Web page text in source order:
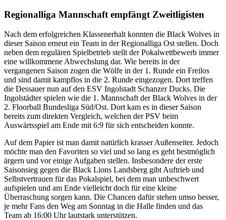
Regionalliga Mannschaft empfängt Zweitligisten
Nach dem erfolgreichen Klassenerhalt konnten die Black Wolves in
dieser Saison erneut ein Team in der Regionalliga Ost stellen. Doch
neben dem regulären Spielbetrieb stellt der Pokalwettbewerb immer
eine willkommene Abwechslung dar. Wie bereits in der
vergangenen Saison zogen die Wölfe in der 1. Runde ein Freilos
und sind damit kampflos in die 2. Runde eingezogen. Dort treffen
die Dessauer nun auf den ESV Ingolstadt Schanzer Ducks. Die
Ingolstädter spielen wie die 1. Mannschaft der Black Wolves in der
2. Floorball Bundesliga Süd/Ost. Dort kam es in dieser Saison
bereits zum direkten Vergleich, welchen der PSV beim
Auswärtsspiel am Ende mit 6:9 für sich entscheiden konnte.
Auf dem Papier ist man damit natürlich krasser Außenseiter. Jedoch
möchte man den Favoriten so viel und so lang es geht bestmöglich
ärgern und vor einige Aufgaben stellen. Insbesondere der erste
Saisonsieg gegen die Black Lions Landsberg gibt Auftrieb und
Selbstvertrauen für das Pokalspiel, bei dem man unbeschwert
aufspielen und am Ende vielleicht doch für eine kleine
Überraschung sorgen kann. Die Chancen dafür stehen umso besser,
je mehr Fans den Weg am Sonntag in die Halle finden und das
Team ab 16:00 Uhr lautstark unterstützen.